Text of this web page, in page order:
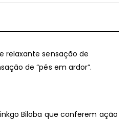
relaxante sensação de
de “pés em ardor”.
Biloba que conferem ação